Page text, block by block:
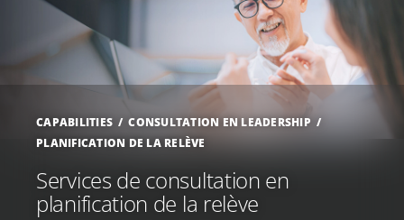
CAPABILITIES
CONSULTATION EN LEADERSHIP
PLANIFICATION DE LA RELÈVE
Services de consultation en
planification de la relève